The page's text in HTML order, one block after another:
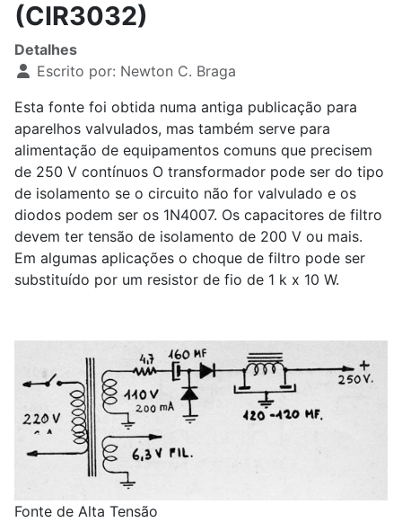
(CIR3032)
Detalhes
Escrito por: Newton C. Braga
Esta fonte foi obtida numa antiga publicação para
aparelhos valvulados, mas também serve para
alimentação de equipamentos comuns que precisem
de 250 V contínuos O transformador pode ser do tipo
de isolamento se o circuito não for valvulado e os
diodos podem ser os 1N4007. Os capacitores de filtro
devem ter tensão de isolamento de 200 V ou mais.
Em algumas aplicações o choque de filtro pode ser
substituído por um resistor de fio de 1 k x 10 W.
Fonte de Alta Tensão